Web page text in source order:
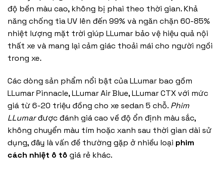
độ bền màu cao, không bị phai theo thời gian. Khả
năng chống tia UV lên đến 99% và ngăn chặn 60-85%
nhiệt lượng mặt trời giúp LLumar bảo vệ hiệu quả nội
thất xe và mang lại cảm giác thoải mái cho người ngồi
trong xe.
Các dòng sản phẩm nổi bật của LLumar bao gồm
LLumar Pinnacle, LLumar Air Blue, LLumar CTX với mức
giá từ 6-20 triệu đồng cho xe sedan 5 chỗ. Phim
LLumarđược đánh giá cao về độ ổn định màu sắc,
không chuyển màu tím hoặc xanh sau thời gian dài sử
dụng, đây là vấn đề thường gặp ở nhiều loại phim
cách nhiệt ô tô giá rẻ khác.